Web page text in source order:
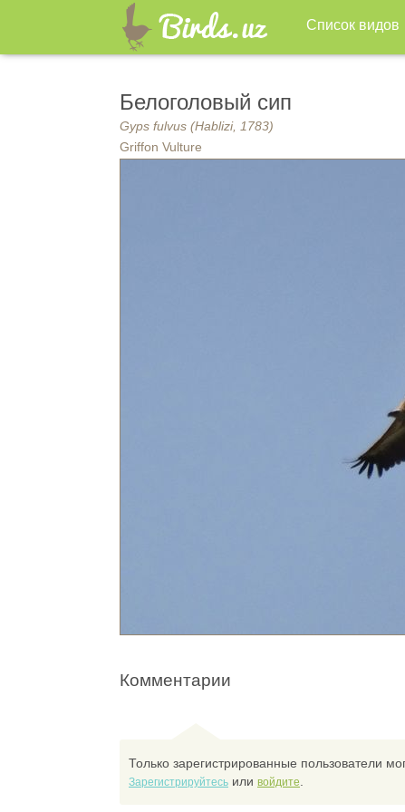
Список видов
Белоголовый сип
Gyps fulvus (Hablizi, 1783)
Griffon Vulture
Комментарии
Только зарегистрированные пользователи
Зарегистрируйтесь или войдите